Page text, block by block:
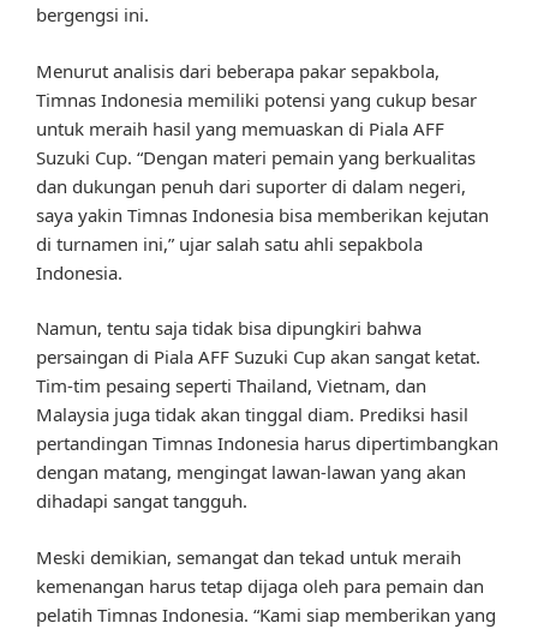
bergengsi ini.
Menurut analisis dari beberapa pakar sepakbola,
Timnas Indonesia memiliki potensi yang cukup besar
untuk meraih hasil yang memuaskan di Piala AFF
Suzuki Cup. “Dengan materi pemain yang berkualitas
dan dukungan penuh dari suporter di dalam negeri,
saya yakin Timnas Indonesia bisa memberikan kejutan
di turnamen ini,” ujar salah satu ahli sepakbola
Indonesia.
Namun, tentu saja tidak bisa dipungkiri bahwa
persaingan di Piala AFF Suzuki Cup akan sangat ketat.
Tim-tim pesaing seperti Thailand, Vietnam, dan
Malaysia juga tidak akan tinggal diam. Prediksi hasil
pertandingan Timnas Indonesia harus dipertimbangkan
dengan matang, mengingat lawan-lawan yang akan
dihadapi sangat tangguh.
Meski demikian, semangat dan tekad untuk meraih
kemenangan harus tetap dijaga oleh para pemain dan
pelatih Timnas Indonesia. “Kami siap memberikan yang